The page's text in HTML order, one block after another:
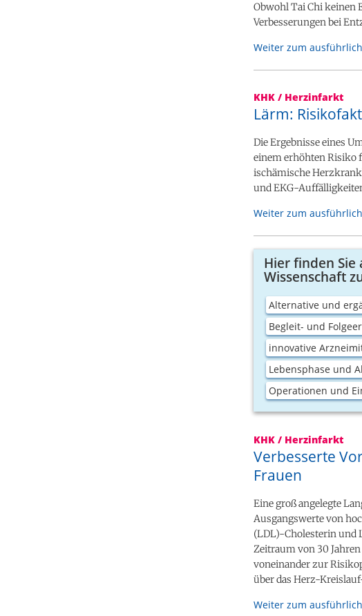
Obwohl Tai Chi keinen
Verbesserungen bei
Weiter zum
KHK / Herzinfarkt
Lärm:
Die Ergebnisse eines
einem erhöhten
ischämische
und EKG-
Weiter zum
Hier finden Sie
Wissenschaft
Alternative und
Begleit- und
innovative
Lebensphase und
Operationen und
KHK / Herzinfarkt
Verbesserte
Frauen
Eine groß angelegte
Ausgangswerte von
(LDL)-Cholesterin und
Zeitraum von 30
voneinander zur
über das Herz-
Weiter zum